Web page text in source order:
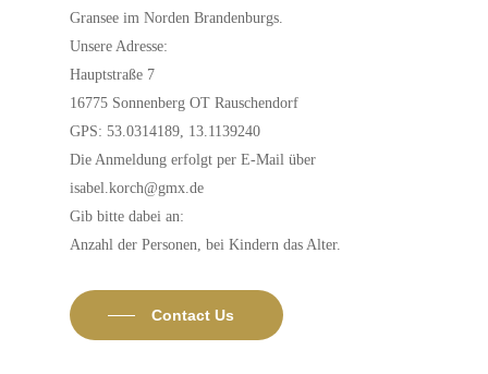
Gransee im Norden Brandenburgs.
Unsere Adresse:
Hauptstraße 7
16775 Sonnenberg OT Rauschendorf
GPS: 53.0314189, 13.1139240
Die Anmeldung erfolgt per E-Mail über
isabel.korch@gmx.de
Gib bitte dabei an:
Anzahl der Personen, bei Kindern das Alter.
Contact Us